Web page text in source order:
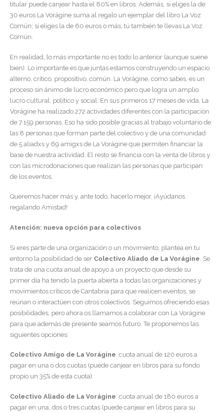
titular puede canjear hasta el 80% en libros. Además, si eliges la de
30 euros La Vorágine suma al regalo un ejemplar del libro La Voz
Común; si eliges la de 60 euros o más, tú también te llevas La Voz
Común.
En realidad, lo más importante no es todo lo anterior (aunque suene
bien). Lo importante es que juntas estamos construyendo un espacio
alterno, crítico, propositivo, común. La Vorágine, como sabes, es un
proceso sin ánimo de lucro económico pero que logra un amplio
lucro cultural, político y social. En sus primeros 17 meses de vida, La
Vorágine ha realizado 272 actividades diferentes con la participación
de 7.159 personas. Eso ha sido posible gracias al trabajo voluntario de
las 8 personas que forman parte del colectivo y de una comunidad
de 5 aliadxs y 69 amigxs de La Vorágine que permiten financiar la
base de nuestra actividad. El resto se financia con la venta de libros y
con las microdonaciones que realizan las personas que participan
de los eventos.
Queremos hacer más y, ante todo, hacerlo mejor. ¡Ayúdanos
regalando Amistad!
Atención: nueva opción para colectivos
Si eres parte de una organización o un movimiento, plantea en tu
entorno la posibilidad de ser Colectivo Aliado de La Vorágine . Se
trata de una cuota anual de apoyo a un proyecto que desde su
primer día ha tenido la puerta abierta a todas las organizaciones y
movimientos críticos de Cantabria para que realicen eventos, se
reúnan o interactúen con otros colectivos. Seguimos ofreciendo esas
posibilidades, pero ahora os llamamos a colaborar con La Vorágine
para que además de presente seamos futuro. Te proponemos las
siguientes opciones:
Colectivo Amigo de La Vorágine: cuota anual de 120 euros a
pagar en una o dos cuotas (puede canjear en libros para su fondo
propio un 35% de esta cuota)
Colectivo Aliado de La Vorágine: cuota anual de 180 euros a
pagar en una, dos o tres cuotas (puede canjear en libros para su